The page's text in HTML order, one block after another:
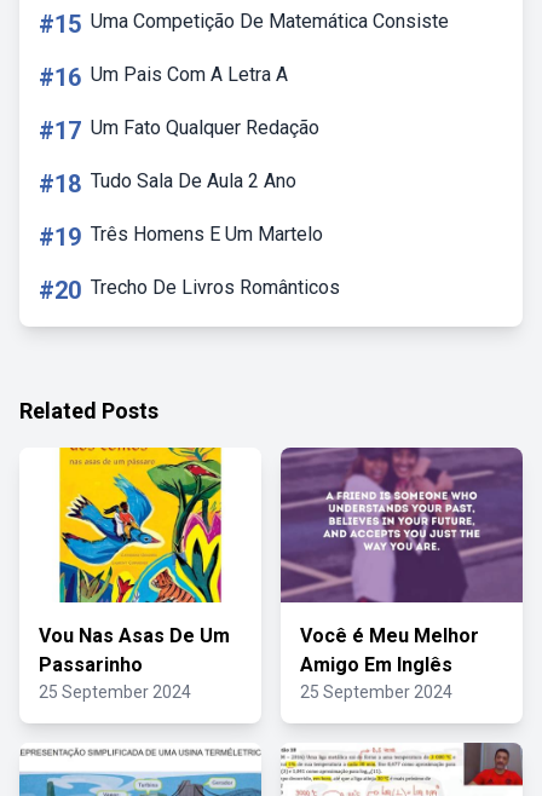
#15 Uma Competição De Matemática Consiste
#16 Um Pais Com A Letra A
#17 Um Fato Qualquer Redação
#18 Tudo Sala De Aula 2 Ano
#19 Três Homens E Um Martelo
#20 Trecho De Livros Românticos
Related Posts
Vou Nas Asas De Um
Passarinho
25 September 2024
Você é Meu Melhor
Amigo Em Inglês
25 September 2024